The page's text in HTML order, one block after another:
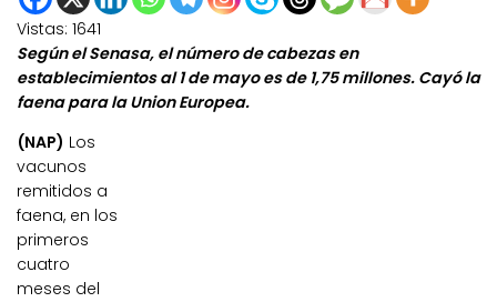
Vistas: 1641
Según el Senasa, el número de cabezas en
establecimientos al 1 de mayo es de 1,75 millones. Cayó la
faena para la Union Europea.
(NAP) Los
vacunos
remitidos a
faena, en los
primeros
cuatro
meses del